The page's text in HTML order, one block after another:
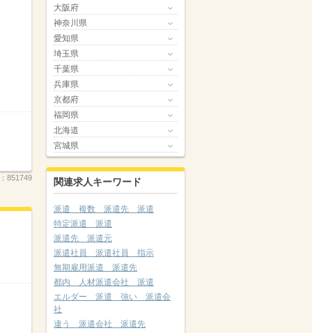
851749
大阪府
神奈川県
愛知県
埼玉県
千葉県
兵庫県
京都府
福岡県
北海道
宮城県
関連求人キーワード
派遣 複数 派遣先 派遣
特定派遣 派遣
派遣先 派遣元
派遣社員 派遣社員 指示
無期雇用派遣 派遣先
都内 人材派遣会社 派遣
エルダー 派遣 強い 派遣会
社
違う 派遣会社 派遣先